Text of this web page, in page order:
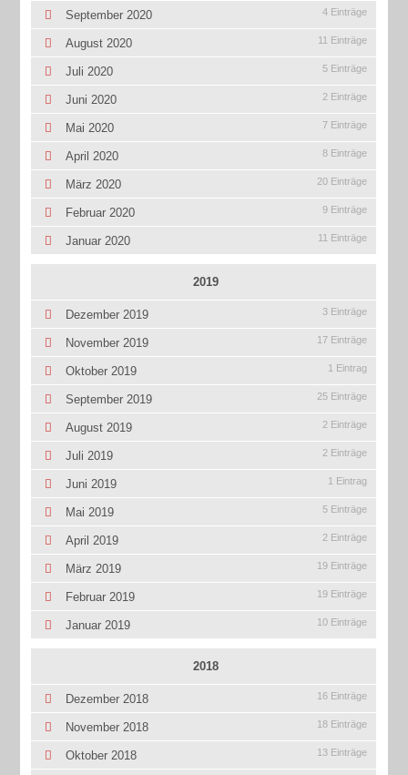
September 2020 4 Einträge
August 2020 11 Einträge
Juli 2020 5 Einträge
Juni 2020 2 Einträge
Mai 2020 7 Einträge
April 2020 8 Einträge
März 2020 20 Einträge
Februar 2020 9 Einträge
Januar 2020 11 Einträge
2019
Dezember 2019 3 Einträge
November 2019 17 Einträge
Oktober 2019 1 Eintrag
September 2019 25 Einträge
August 2019 2 Einträge
Juli 2019 2 Einträge
Juni 2019 1 Eintrag
Mai 2019 5 Einträge
April 2019 2 Einträge
März 2019 19 Einträge
Februar 2019 19 Einträge
Januar 2019 10 Einträge
2018
Dezember 2018 16 Einträge
November 2018 18 Einträge
Oktober 2018 13 Einträge